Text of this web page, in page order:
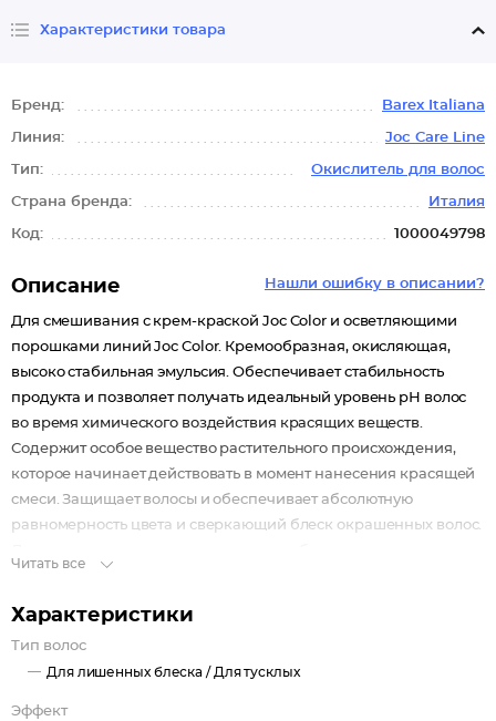
Характеристики товара
Бренд: Barex Italiana
Линия: Joc Care Line
Тип: Окислитель для волос
Страна бренда: Италия
Код: 1000049798
Нашли ошибку в описании?
Описание
Для смешивания с крем-краской Joс Color и осветляющими
порошками линий Joс Color. Кремообразная, окисляющая,
высоко стабильная эмульсия. Обеспечивает стабильность
продукта и позволяет получать идеальный уровень рН волос
во время химического воздействия красящих веществ.
Содержит особое вещество растительного происхождения,
которое начинает действовать в момент нанесения красящей
смеси. Защищает волосы и обеспечивает абсолютную
равномерность цвета и сверкающий блеск окрашенных волос.
водорода является основной функциональной частью
эмульсии. Экстракт цветка Пенника Лугового с силиконовой
композицией оказывает сильное кондиционирующее
действие, придает блеск и шелковистость волосам.
Читать все
Характеристики
Тип волос
Для лишенных блеска / Для тусклых
Эффект